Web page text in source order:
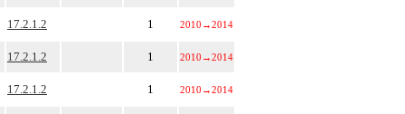
17.2.1.2 1 2010 →2014
17.2.1.2 1 2010 →2014
17.2.1.2 1 2010 →2014